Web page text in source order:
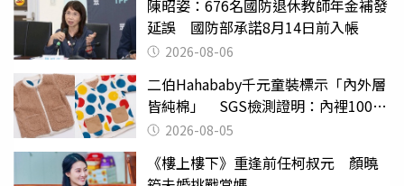
陳昭姿：676名國防退休教師年金補發
延誤 國防部承諾8月14日前入帳
2026-08-06
二伯Hahababy千元童裝標示「內外層
皆純棉」 SGS檢測證明：內裡100%
聚酯纖維
2026-08-05
《樓上樓下》重逢前任柯叔元 顏曉